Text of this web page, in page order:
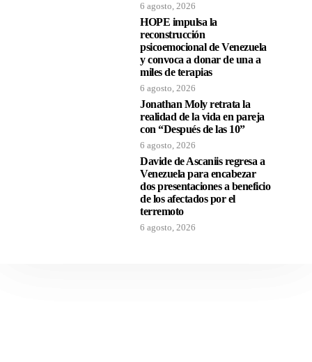
6 agosto, 2026
HOPE impulsa la
reconstrucción
psicoemocional de Venezuela
y convoca a donar de una a
miles de terapias
6 agosto, 2026
Jonathan Moly retrata la
realidad de la vida en pareja
con “Después de las 10”
6 agosto, 2026
Davide de Ascaniis regresa a
Venezuela para encabezar
dos presentaciones a beneficio
de los afectados por el
terremoto
6 agosto, 2026